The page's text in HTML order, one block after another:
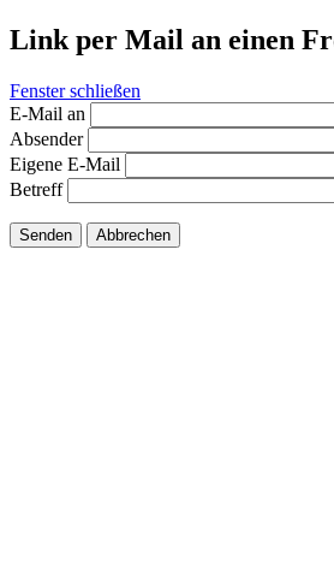
Link per Mail an einen
Fenster schließen
E-Mail an
Absender
Eigene E-Mail
Betreff
Senden Abbrechen